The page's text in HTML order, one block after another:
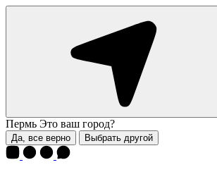
Пермь Это ваш город?
Да, все верно Выбрать другой